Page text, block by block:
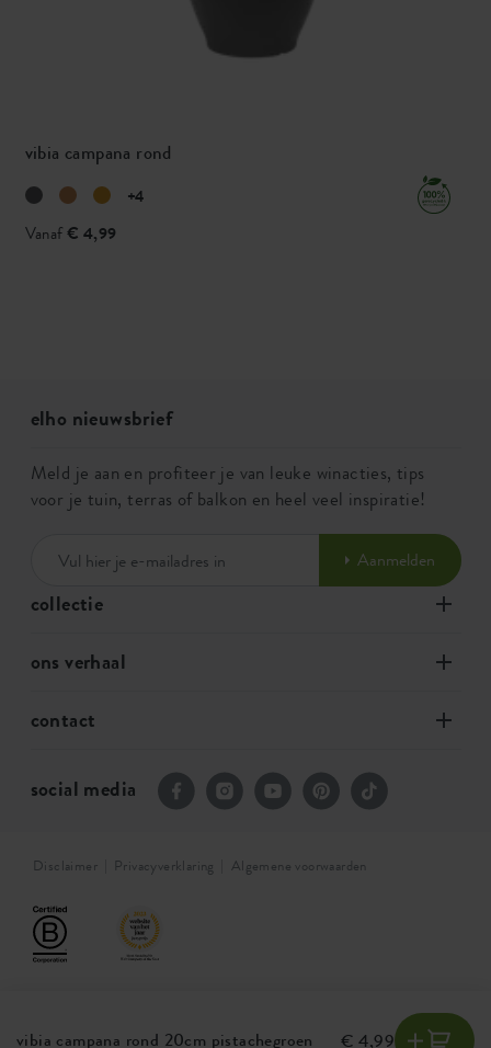
vibia campana rond
+4
Vanaf€ 4,99
vibia campana rond 20cm pistachegroen € 4,99
collectie
ons verhaal
contact
elho nieuwsbrief
Meld je aan en profiteer je van leuke winacties, tips
voor je tuin, terras of balkon en heel veel inspiratie!
Aanmelden
social media
Disclaimer Privacyverklaring Algemene voorwaarden